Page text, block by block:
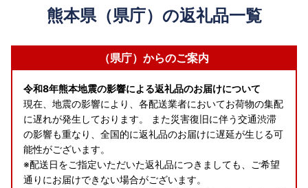
熊本県（県庁）の返礼品一覧
（県庁）からのご案内
令和8年熊本地震の影響による返礼品のお届けについて
現在、地震の影響により、各配送業者においてお荷物の集配
に遅れが発生しております。 また災害復旧に伴う交通渋滞
の影響も重なり、全国的に返礼品のお届けに遅延が生じる可
能性がございます。
※配送日をご指定いただいた返礼品につきましても、ご希望
通りにお届けできない場合がございます。